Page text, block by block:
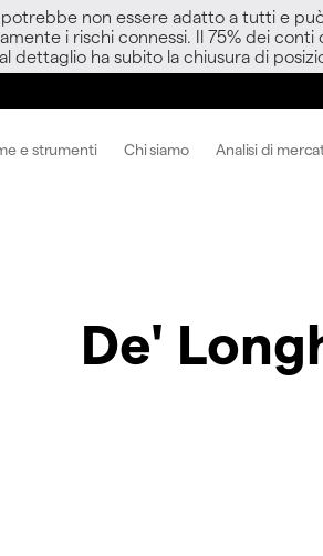
non essere adatto a tutti e
i rischi connessi. Il 75% dei
dettaglio ha subito la chiusura di
e strumenti Chi siamo Analisi di
De'